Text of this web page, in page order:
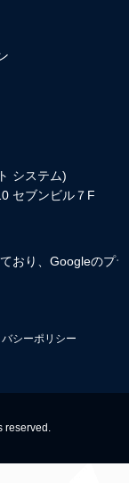
システム)
セブンビル７F
おり、Googleのプラ
シーポリシー
reserved.